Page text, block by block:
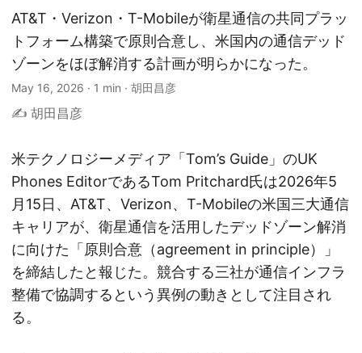
AT&T・Verizon・T-Mobileが衛星通信の共同プラッ
トフォーム構築で原則合意し、米国内の通信デッド
ゾーンをほぼ解消する計画が明らかになった。
May 16, 2026 · 1 min · 胡田昌彦
✍️ 胡田昌彦
米テクノロジーメディア「Tom’s Guide」のUK
Phones EditorであるTom Pritchard氏は2026年5
月15日、AT&T、Verizon、T-Mobileの米国三大通信
キャリアが、衛星通信を活用したデッドゾーン解消
に向けた「原則合意（agreement in principle）」
を締結したと報じた。競合する三社が通信インフラ
整備で協調するという異例の動きとして注目され
る。